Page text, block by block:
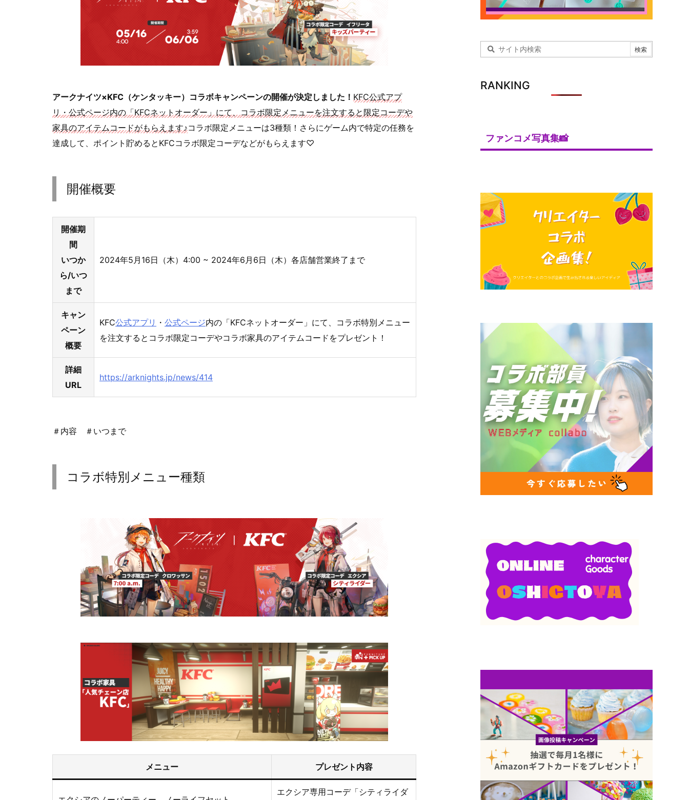
アークナイツ×KFC（ケンタッキー）コラボキャンペーンの開催が決定しました！ KFC公式アプ
リ・公式ページ内の「KFCネットオーダー」にて、コラボ限定メニューを注文すると限定コーデや
家具のアイテムコードがもらえます♪コラボ限定メニューは3種類！さらにゲーム内で特定の任務を
達成して、ポイント貯めるとKFCコラボ限定コーデなどがもらえます♡
開催概要
開催期
間
いつか
ら/いつ
まで
2024年5月16日（木）4:00 ~ 2024年6月6日（木）各店舗営業終了まで
キャン
ペーン
概要
KFC公式アプリ ・ 公式ページ内の「KFCネットオーダー」にて、コラボ特別メニュー
を注文するとコラボ限定コーデやコラボ家具のアイテムコードをプレゼント！
詳細
URL
https://arknights.jp/news/414
＃内容 ＃いつまで
コラボ特別メニュー種類
メニュー プレゼント内容
エクシア専用コーデ「シティライダ
RANKING
ファンコメ写真集📸